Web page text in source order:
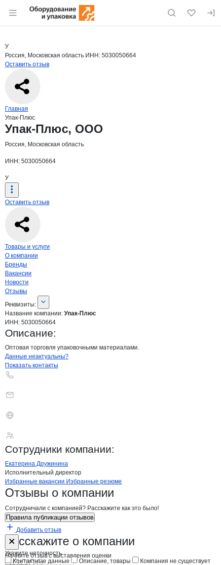
Раздел навигации по сайту eqinfo.ru
Страница компании
Страница компании
Краткая информация о компании
У
Россия, Московская область ИНН: 5030050664
Оставить отзыв
Навигация по сайту
Главная
Упак-Плюс
Основная информация о компании
Упак-Плюс, ООО
Россия, Московская область
ИНН: 5030050664
У
Оставить отзыв
Навигация по странице
Товары и услуги
О компании
Бренды
Вакансии
Новости
Отзывы
О компании
Реквизиты
Реквизиты:
Название компании: Упак-Плюс
ИНН: 5030050664
Описание:
Оптовая торговля упаковочными материалами.
Контактыкомпании
+7(800)000-00-..
Данные неактуальны?
Показать контакты
Сотрудники компании:
Екатерина Дружинина
Исполнительный директор
Брендыкомпани Упак-Плюс
Вакансии вУпак-Плюс
Избранные вакансии Избранные резюме
Новости oУпак-Плюс, ООО
Отзывы о компании
Сотрудничали с компанией? Расскажите как это было!
Правила публикации отзывов
Добавить отзыв
Расскажите о компании
Начните отзыв с выставления оценки
Форма обратной связи о неточностях
Укажите неточность
Контактные данные
Описание, товары Компания не существует